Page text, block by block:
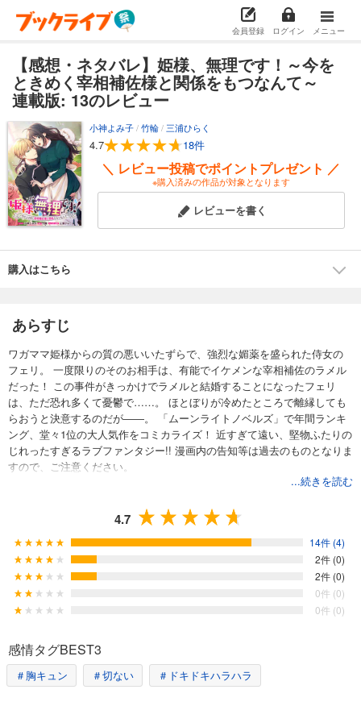
会員登録 ログイン メニュー
【感想・ネタバレ】姫様、無理です！～今を
ときめく宰相補佐様と関係をもつなんて～
連載版: 13のレビュー
小神よみ子/竹輪/ 三浦ひらく
4.7 18件
＼ レビュー投稿でポイントプレゼント ／
※購入済みの作品が対象となります
レビューを書く
購入はこちら
あらすじ
ワガママ姫様からの質の悪いいたずらで、強烈な媚薬を盛られた侍女の
フェリ。 一度限りのそのお相手は、有能でイケメンな宰相補佐のラメル
だった！ この事件がきっかけでラメルと結婚することになったフェリ
は、ただ恐れ多くて憂鬱で……。 ほとぼりが冷めたところで離縁しても
らおうと決意するのだが――。 「ムーンライトノベルズ」で年間ランキ
ング、堂々1位の大人気作をコミカライズ！ 近すぎて遠い、堅物ふたりの
じれったすぎるラブファンタジー!! 漫画内の告知等は過去のものとなりま
すので、ご注意ください。
...続きを読む
4.7
14件 (4)
2件 (0)
2件 (0)
0件 (0)
0件 (0)
感情タグBEST3
＃胸キュン ＃切ない ＃ドキドキハラハラ